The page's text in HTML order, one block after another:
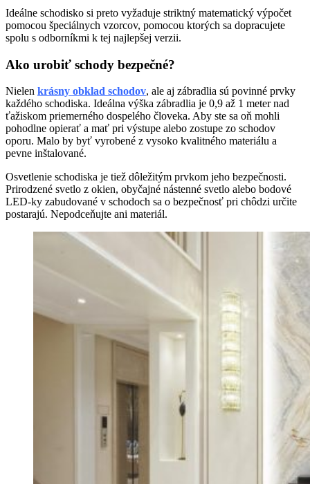
Ideálne schodisko si preto vyžaduje striktný matematický výpočet
pomocou špeciálnych vzorcov, pomocou ktorých sa dopracujete
spolu s odborníkmi k tej najlepšej verzii.
Ako urobiť schody bezpečné?
Nielen krásny obklad schodov, ale aj zábradlia sú povinné prvky
každého schodiska. Ideálna výška zábradlia je 0,9 až 1 meter nad
ťažiskom priemerného dospelého človeka. Aby ste sa oň mohli
pohodlne opierať a mať pri výstupe alebo zostupe zo schodov
oporu. Malo by byť vyrobené z vysoko kvalitného materiálu a
pevne inštalované.
Osvetlenie schodiska je tiež dôležitým prvkom jeho bezpečnosti.
Prirodzené svetlo z okien, obyčajné nástenné svetlo alebo bodové
LED-ky zabudované v schodoch sa o bezpečnosť pri chôdzi určite
postarajú. Nepodceňujte ani materiál.